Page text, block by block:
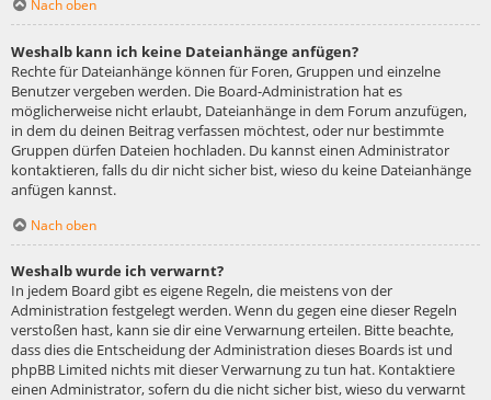
Nach oben
Weshalb kann ich keine Dateianhänge anfügen?
Rechte für Dateianhänge können für Foren, Gruppen und einzelne
Benutzer vergeben werden. Die Board-Administration hat es
möglicherweise nicht erlaubt, Dateianhänge in dem Forum anzufügen,
in dem du deinen Beitrag verfassen möchtest, oder nur bestimmte
Gruppen dürfen Dateien hochladen. Du kannst einen Administrator
kontaktieren, falls du dir nicht sicher bist, wieso du keine Dateianhänge
anfügen kannst.
Nach oben
Weshalb wurde ich verwarnt?
In jedem Board gibt es eigene Regeln, die meistens von der
Administration festgelegt werden. Wenn du gegen eine dieser Regeln
verstoßen hast, kann sie dir eine Verwarnung erteilen. Bitte beachte,
dass dies die Entscheidung der Administration dieses Boards ist und
phpBB Limited nichts mit dieser Verwarnung zu tun hat. Kontaktiere
einen Administrator, sofern du die nicht sicher bist, wieso du verwarnt